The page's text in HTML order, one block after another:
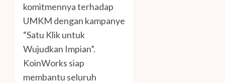
komitmennya terhadap
UMKM dengan kampanye
“Satu Klik untuk
Wujudkan Impian”.
KoinWorks siap
membantu seluruh